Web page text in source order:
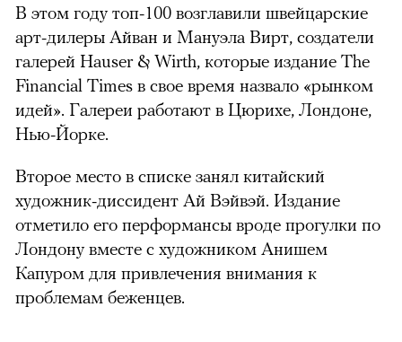
В этом году топ-100 возглавили швейцарские
арт-дилеры Айван и Мануэла Вирт, создатели
галерей Hauser & Wirth, которые издание The
Financial Times в свое время назвало «рынком
идей». Галереи работают в Цюрихе, Лондоне,
Нью-Йорке.
Второе место в списке занял китайский
художник-диссидент Ай Вэйвэй. Издание
отметило его перформансы вроде прогулки по
Лондону вместе с художником Анишем
Капуром для привлечения внимания к
проблемам беженцев.